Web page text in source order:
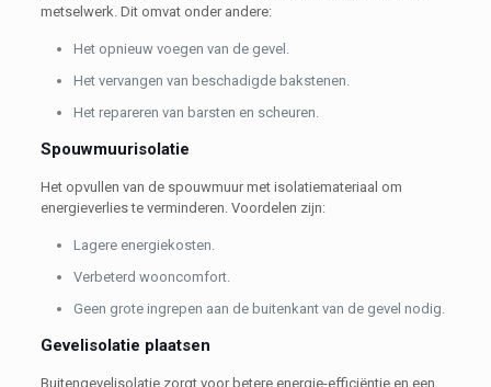
metselwerk. Dit omvat onder andere:
Het opnieuw voegen van de gevel.
Het vervangen van beschadigde bakstenen.
Het repareren van barsten en scheuren.
Spouwmuurisolatie
Het opvullen van de spouwmuur met isolatiemateriaal om
energieverlies te verminderen. Voordelen zijn:
Lagere energiekosten.
Verbeterd wooncomfort.
Geen grote ingrepen aan de buitenkant van de gevel nodig.
Gevelisolatie plaatsen
Buitengevelisolatie zorgt voor betere energie-efficiëntie en een